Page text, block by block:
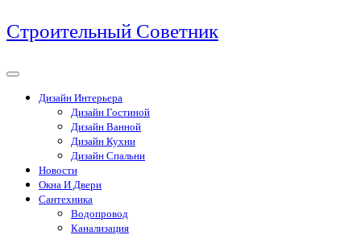
Перейти
к
Строительный Советник
Дизайн Интерьера
Дизайн Гостиной
Дизайн Ванной
Дизайн Кухни
Дизайн Спальни
Новости
Окна И Двери
Сантехника
Водопровод
Канализация